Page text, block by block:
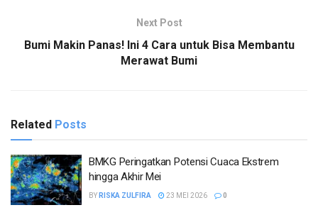
Next Post
Bumi Makin Panas! Ini 4 Cara untuk Bisa Membantu
Merawat Bumi
Related Posts
BMKG Peringatkan Potensi Cuaca Ekstrem
hingga Akhir Mei
BY RISKA ZULFIRA 23 MEI 2026 0